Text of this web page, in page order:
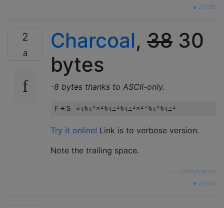
źródło
2 Charcoal, 38 30
bytes
-8 bytes thanks to ASCII-only.
Try it online! Link is to verbose version.
Note the trailing space.
totallyhuman
źródło